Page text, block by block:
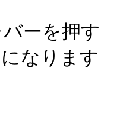
ーを押す
なります